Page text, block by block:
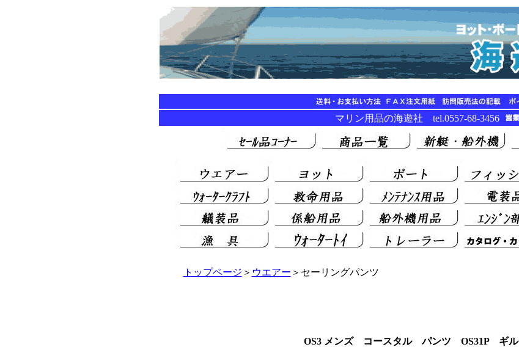
マリン用品の海遊社 tel.0557-68-3456
トップページ ＞ ウエアー ＞セーリングパンツ
OS3 メンズ コースタル パンツ OS31P ギル